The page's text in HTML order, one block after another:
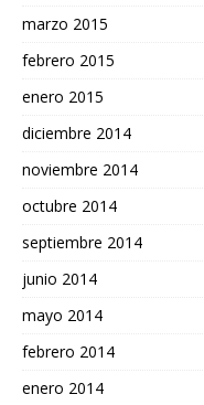
marzo 2015
febrero 2015
enero 2015
diciembre 2014
noviembre 2014
octubre 2014
septiembre 2014
junio 2014
mayo 2014
febrero 2014
enero 2014